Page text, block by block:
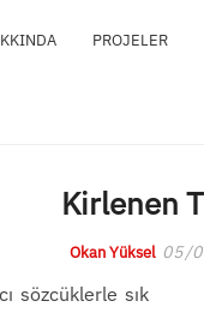
PROJELER
Kirlenen
Okan Yüksel 05/
sözcüklerle sık